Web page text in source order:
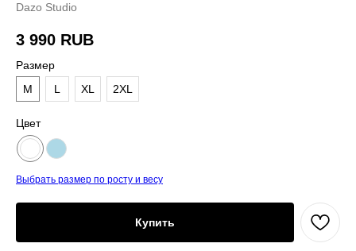
Dazo Studio
3 990 RUB
Размер
M
L XL 2XL
Цвет
Выбрать размер по росту и весу
Купить